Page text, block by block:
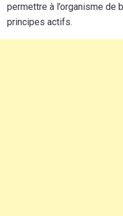
permettre à l’organisme de
principes actifs.